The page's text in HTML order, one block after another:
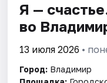
Я —
во
13 июля 2026 •
Город: Владимир